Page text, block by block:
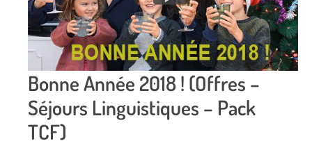
Bonne Année 2018 ! (Offres –
Séjours Linguistiques – Pack
TCF)